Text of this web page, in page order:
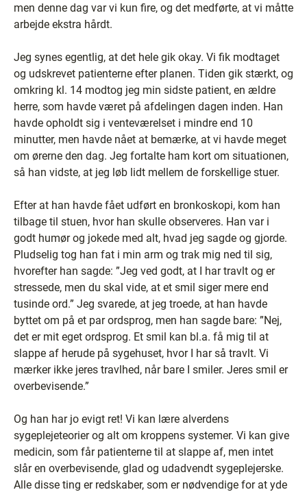
men denne dag var vi kun fire, og det medførte, at vi måtte
arbejde ekstra hårdt.
Jeg synes egentlig, at det hele gik okay. Vi fik modtaget
og udskrevet patienterne efter planen. Tiden gik stærkt, og
omkring kl. 14 modtog jeg min sidste patient, en ældre
herre, som havde været på afdelingen dagen inden. Han
havde opholdt sig i venteværelset i mindre end 10
minutter, men havde nået at bemærke, at vi havde meget
om ørerne den dag. Jeg fortalte ham kort om situationen,
så han vidste, at jeg løb lidt mellem de forskellige stuer.
Efter at han havde fået udført en bronkoskopi, kom han
tilbage til stuen, hvor han skulle observeres. Han var i
godt humør og jokede med alt, hvad jeg sagde og gjorde.
Pludselig tog han fat i min arm og trak mig ned til sig,
hvorefter han sagde: ”Jeg ved godt, at I har travlt og er
stressede, men du skal vide, at et smil siger mere end
tusinde ord.” Jeg svarede, at jeg troede, at han havde
byttet om på et par ordsprog, men han sagde bare: ”Nej,
det er mit eget ordsprog. Et smil kan bl.a. få mig til at
slappe af herude på sygehuset, hvor I har så travlt. Vi
mærker ikke jeres travlhed, når bare I smiler. Jeres smil er
overbevisende.”
Og han har jo evigt ret! Vi kan lære alverdens
sygeplejeteorier og alt om kroppens systemer. Vi kan give
medicin, som får patienterne til at slappe af, men intet
slår en overbevisende, glad og udadvendt sygeplejerske.
Alle disse ting er redskaber, som er nødvendige for at yde